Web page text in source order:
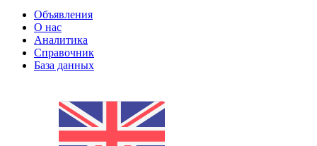
Объявления
О нас
Аналитика
Справочник
База данных